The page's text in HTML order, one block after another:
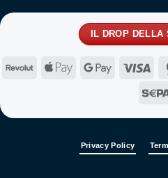
IL DROP DELLA
RevolutApple
Google
Privacy Policy